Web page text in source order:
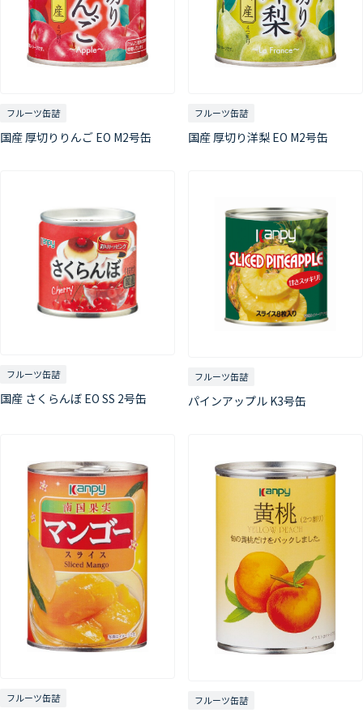
フルーツ缶詰
国産 厚切りりんご EO M2号缶
フルーツ缶詰
国産 厚切り洋梨 EO M2号缶
フルーツ缶詰
国産 さくらんぼ EO SS 2号缶
フルーツ缶詰
パインアップル K3号缶
フルーツ缶詰 フルーツ缶詰